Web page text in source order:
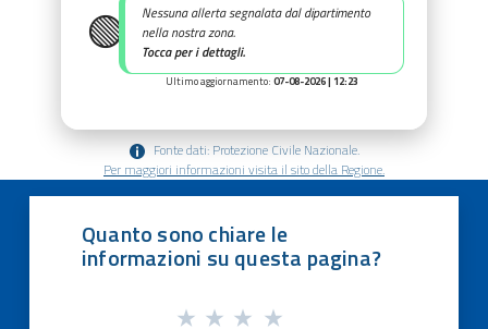
🟢
Nessuna allerta segnalata dal dipartimento
nella nostra zona.
Tocca per i dettagli.
Ultimo aggiornamento: 07-08-2026 | 12:23
Fonte dati: Protezione Civile Nazionale.
Per maggiori informazioni visita il sito della Regione.
Quanto sono chiare le
informazioni su questa pagina?